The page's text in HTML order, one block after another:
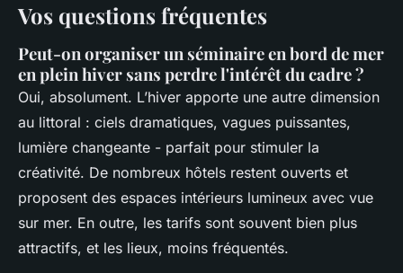
Vos questions fréquentes
Peut-on organiser un séminaire en bord de mer
en plein hiver sans perdre l'intérêt du cadre ?
Oui, absolument. L’hiver apporte une autre dimension
au littoral : ciels dramatiques, vagues puissantes,
lumière changeante - parfait pour stimuler la
créativité. De nombreux hôtels restent ouverts et
proposent des espaces intérieurs lumineux avec vue
sur mer. En outre, les tarifs sont souvent bien plus
attractifs, et les lieux, moins fréquentés.